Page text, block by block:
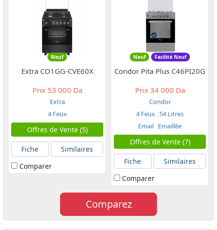
Neuf
Extra CO1GG-CVE60X
Prix53 000 Da
Extra
4 Feux
Offres de Vente (5)
Fiche
Similaires
Comparer
Neuf Facilité Neuf
Condor Pita Plus C46PI20G
Prix34 000 Da
Condor
4 Feux 54 Litres
Email Emaillée
Offres de Vente (7)
Fiche
Similaires
Comparer
Comparez